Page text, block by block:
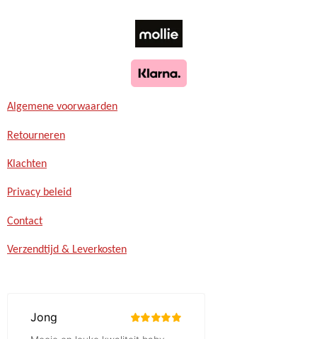
Algemene voorwaarden
Retourneren
Klachten
Privacy beleid
Contact
Verzendtijd & Leverkosten